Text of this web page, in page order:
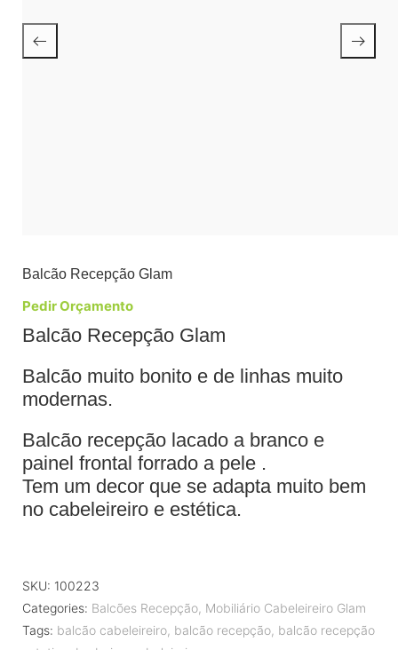
Balcão Recepção Glam
Pedir Orçamento
Balcão Recepção Glam
Balcão muito bonito e de linhas muito
modernas.
Balcão recepção lacado a branco e
painel frontal forrado a pele .
Tem um decor que se adapta muito bem
no cabeleireiro e estética.
SKU: 100223
Categories: Balcões Recepção, Mobiliário Cabeleireiro Glam
Tags: balcão cabeleireiro, balcão recepção, balcão recepção